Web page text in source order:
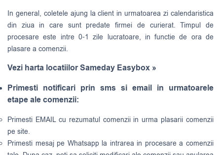
In general, coletele ajung la client in urmatoarea zi calendaristica
din ziua in care sunt predate firmei de curierat. Timpul de
procesare este intre 0-1 zile lucratoare, in functie de ora de
plasare a comenzii.
Vezi harta locatiilor Sameday Easybox »
Primesti notificari prin sms si email in urmatoarele
etape ale comenzii:
Primesti EMAIL cu rezumatul comenzii in urma plasarii comenzii
pe site.
Primesti mesaj pe Whatsapp la intrarea in procesare a comenzii